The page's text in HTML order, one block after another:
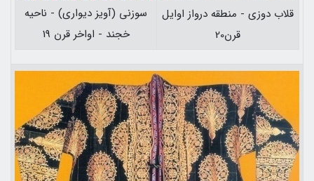
قلاب دوزی - منطقه درواز اوايل
قرن‌20
سوزنی (آويز ديواری) - ناحيه
خجند - اواخر قرن 19